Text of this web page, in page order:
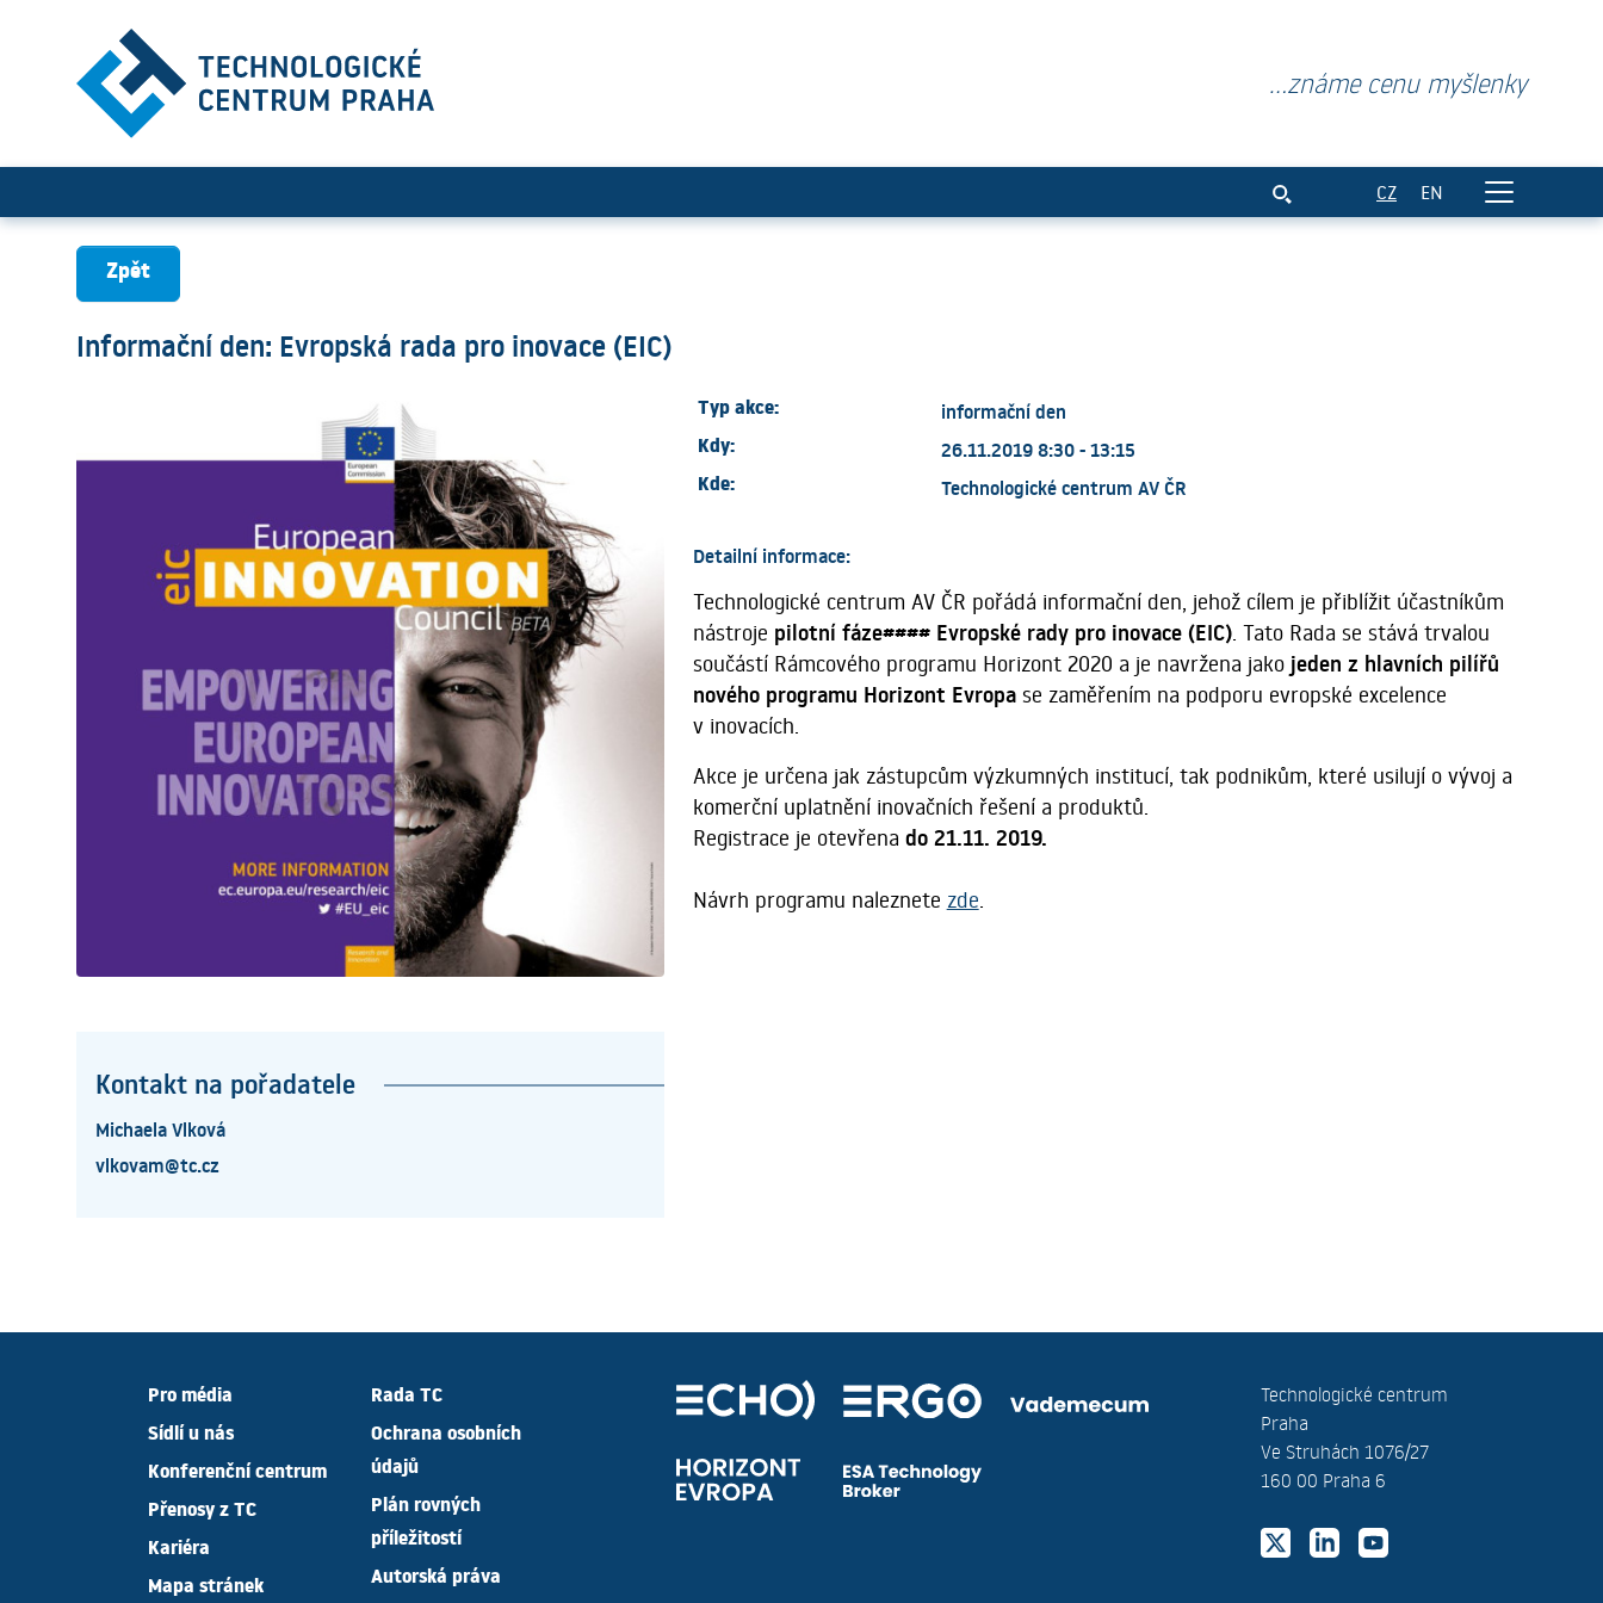
Informační den: Evropská rada pro inovace (EIC)
...známe cenu myšlenky
CZ EN
Zpět
Informační den: Evropská rada pro inovace (EIC)
Kontakt na pořadatele
Michaela Vlková
vlkovam@tc.cz
Typ akce: informační den
Kdy: 26.11.2019 8:30 - 13:15
Kde: Technologické centrum AV ČR
Detailní informace:
Technologické centrum AV ČR pořádá informační den, jehož cílem je přiblížit účastníkům
nástroje pilotní fáze#### Evropské rady pro inovace (EIC). Tato Rada se stává trvalou
součástí Rámcového programu Horizont 2020 a je navržena jako jeden z hlavních pilířů
nového programu Horizont Evropase zaměřením na podporu evropské excelence
v inovacích.
Akce je určena jak zástupcům výzkumných institucí, tak podnikům, které usilují o vývoj a
komerční uplatnění inovačních řešení a produktů.
Registrace je otevřena do 21.11. 2019.
Návrh programu naleznete zde.
Pro média
Sídlí u nás
Konferenční centrum
Přenosy z TC
Kariéra
Mapa stránek
Rada TC
Ochrana osobních
údajů
Plán rovných
příležitostí
Autorská práva
Technologické centrum
Praha
Ve Struhách 1076/27
160 00 Praha 6